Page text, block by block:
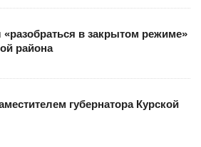
в закрытом режиме»
района
губернатора Курской